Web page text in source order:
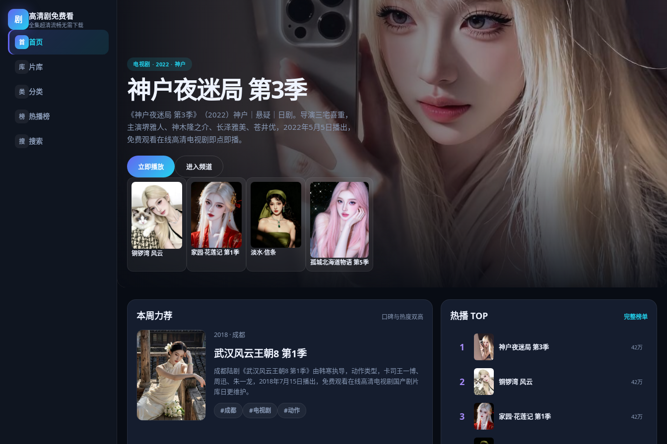
剧 高清剧免费看
全集超清流畅无需下载
首 首页
库 片库
类 分类
榜 热播榜
搜 搜索
免费观看在线高清电视剧
电视剧 · 2022 · 神户
神户夜迷局 第3季
《神户夜迷局 第3季》（2022）神户｜悬疑｜日剧。导演三宅喜重，
主演堺雅人、神木隆之介、长泽雅美、苍井优，2022年5月5日播出，
免费观看在线高清电视剧即点即播。
立即播放 进入频道
铜锣湾 风云 家园·花莲记 第1季
淡水·信条
孤城北海道物语 第5季
本周力荐 口碑与热度双高
2018 · 成都
武汉风云王朝8 第1季
成都陆剧《武汉风云王朝8 第1季》由韩寒执导，动作类型，卡司王一博、
周迅、朱一龙，2018年7月15日播出，免费观看在线高清电视剧国产剧片
库日更维护。
#成都 #电视剧 #动作
热播 TOP 完整榜单
1 神户夜迷局 第3季 42万
2 铜锣湾 风云 42万
3 家园·花莲记 第1季 42万